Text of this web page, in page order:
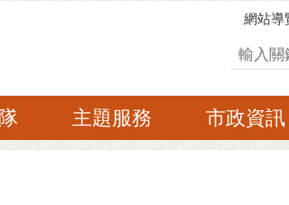
網站導
搜尋
主題服務 市政資訊